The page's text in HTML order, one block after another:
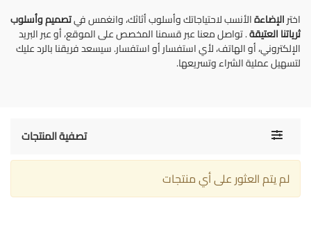
اخترالإضاءةالأنسب لاحتياجاتك وأسلوب أثاثك، وانغمس فيتصميموأسلوب
ثرياتنا العتيقة. تواصل معنا عبر قسمنا المخصص على الموقع، أو عبر البريد
الإلكتروني، أو الهاتف، لأي استفسار أو استفسار. سيسعد فريقنا بالرد عليك
لتسهيل عملية الشراء وتسريعها.
Toggle تصفية المنتجات
لم يتم العثور على أي منتجات